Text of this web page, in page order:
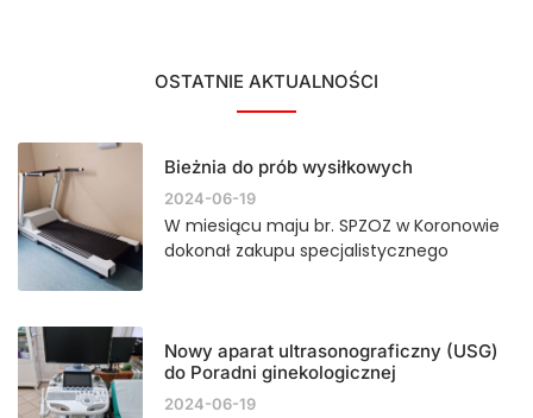
OSTATNIE AKTUALNOŚCI
Bieżnia do prób wysiłkowych
2024-06-19
W miesiącu maju br. SPZOZ w Koronowie
dokonał zakupu specjalistycznego
Nowy aparat ultrasonograficzny (USG)
do Poradni ginekologicznej
2024-06-19